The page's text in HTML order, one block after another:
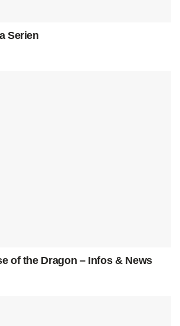
Serien
of the Dragon – Infos & News